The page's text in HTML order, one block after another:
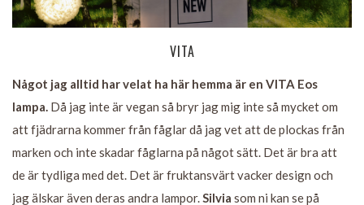
VITA
Något jag alltid har velat ha här hemma är en VITA Eos
lampa. Då jag inte är vegan så bryr jag mig inte så mycket om
att fjädrarna kommer från fåglar då jag vet att de plockas från
marken och inte skadar fåglarna på något sätt. Det är bra att
de är tydliga med det. Det är fruktansvärt vacker design och
jag älskar även deras andra lampor.Silvia som ni kan se på